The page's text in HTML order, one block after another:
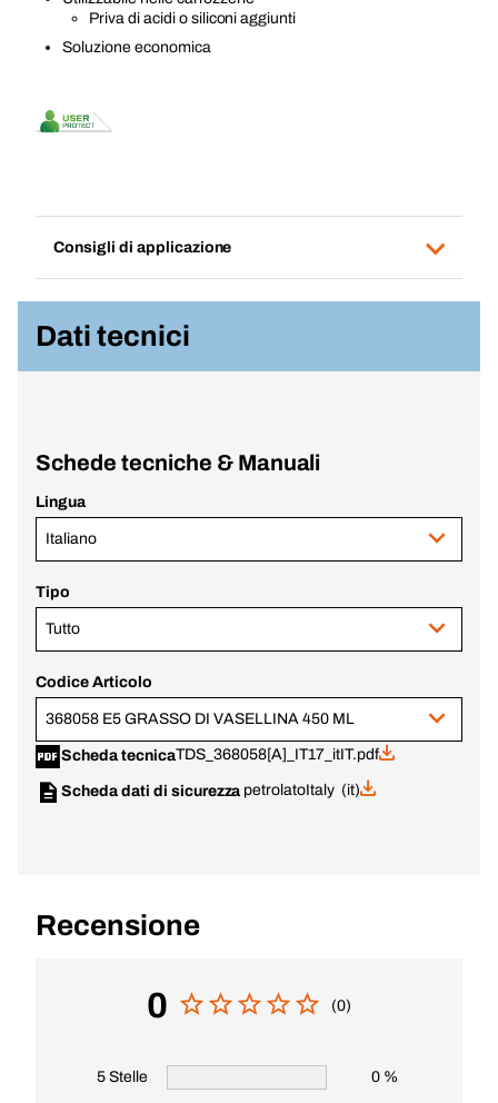
Priva di acidi o siliconi aggiunti
Soluzione economica
Consigli di applicazione
Dati tecnici
Schede tecniche & Manuali
Lingua
Italiano
Tipo
Tutto
Codice Articolo
368058 E5 GRASSO DI VASELLINA 450 ML
Scheda tecnicaTDS_368058[A]_IT17_itIT.pdf
Scheda dati di sicurezza petrolatoItaly (it)
Recensione
0 (0)
5 Stelle 0 %